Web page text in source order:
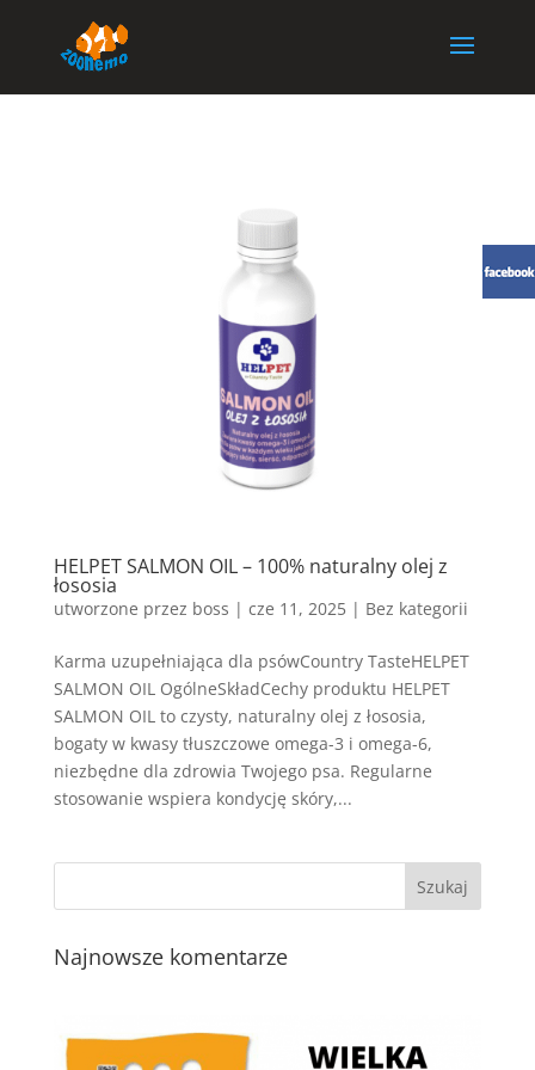
HELPET SALMON OIL – 100% naturalny olej z
łososia
utworzone przez boss | cze 11, 2025| Bez kategorii
Karma uzupełniająca dla psówCountry TasteHELPET
SALMON OIL OgólneSkładCechy produktu HELPET
SALMON OIL to czysty, naturalny olej z łososia,
bogaty w kwasy tłuszczowe omega-3 i omega-6,
niezbędne dla zdrowia Twojego psa. Regularne
stosowanie wspiera kondycję skóry,...
Najnowsze komentarze